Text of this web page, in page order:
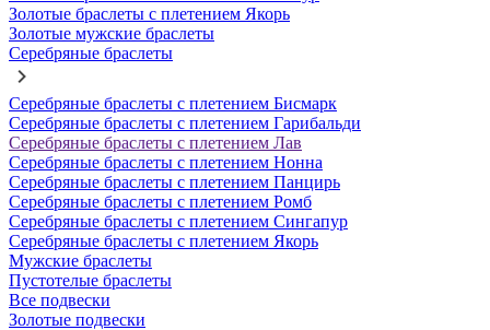
Золотые браслеты с плетением Якорь
Золотые мужские браслеты
Серебряные браслеты
Серебряные браслеты с плетением Бисмарк
Серебряные браслеты с плетением Гарибальди
Серебряные браслеты с плетением Лав
Серебряные браслеты с плетением Нонна
Серебряные браслеты с плетением Панцирь
Серебряные браслеты с плетением Ромб
Серебряные браслеты с плетением Сингапур
Серебряные браслеты с плетением Якорь
Мужские браслеты
Пустотелые браслеты
Все подвески
Золотые подвески